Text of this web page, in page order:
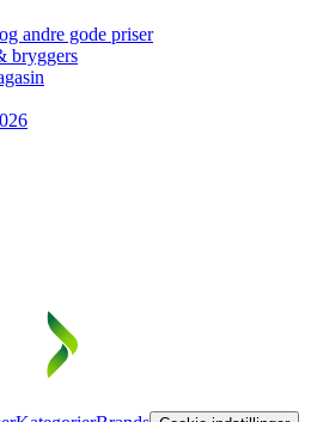
andre gode priser
bryggers